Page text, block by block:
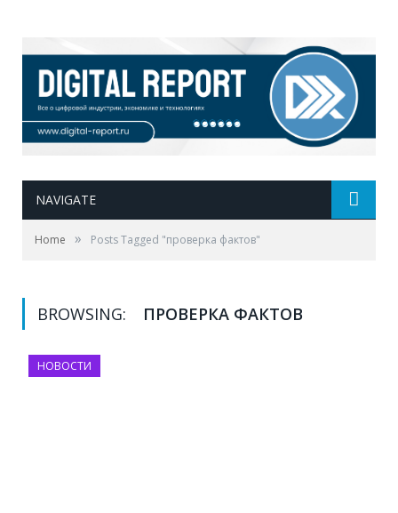
NAVIGATE
Home » Posts Tagged "проверка фактов"
BROWSING: ПРОВЕРКА ФАКТОВ
НОВОСТИ